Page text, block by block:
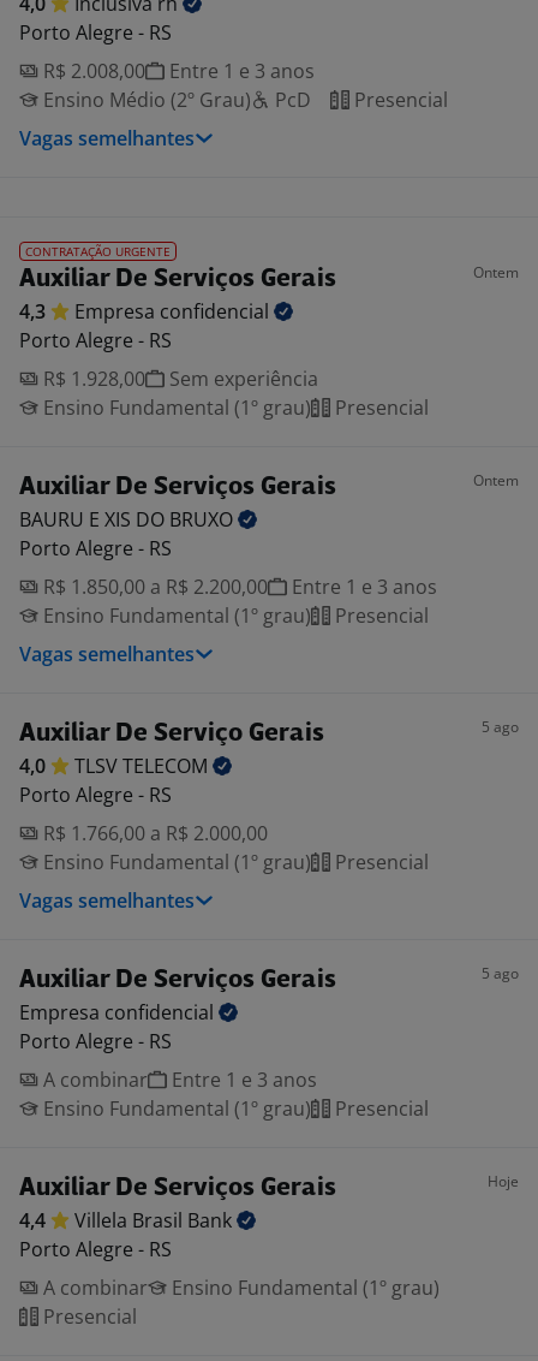
Porto Alegre - RS
R$ 2.008,00
Entre 1 e 3 anos
Ensino Médio (2º Grau)
PcD
Presencial
Vagas semelhantes
CONTRATAÇÃO URGENTE
Auxiliar De Serviços Gerais Ontem
4,3 Empresa confidencial
Porto Alegre - RS
R$ 1.928,00
Sem experiência
Ensino Fundamental (1º grau)
Presencial
Auxiliar De Serviços Gerais Ontem
BAURU E XIS DO BRUXO
Porto Alegre - RS
R$ 1.850,00 a R$ 2.200,00
Entre 1 e 3 anos
Ensino Fundamental (1º grau)
Presencial
Vagas semelhantes
Auxiliar De Serviço Gerais 5 ago
4,0 TLSVTELECOM
Porto Alegre - RS
R$ 1.766,00 a R$ 2.000,00
Ensino Fundamental (1º grau)
Presencial
Vagas semelhantes
Auxiliar De Serviços Gerais 5 ago
Empresa confidencial
Porto Alegre - RS
A combinar
Entre 1 e 3 anos
Ensino Fundamental (1º grau)
Presencial
Auxiliar De Serviços Gerais Hoje
4,4 Villela Brasil Bank
Porto Alegre - RS
A combinar
Ensino Fundamental (1º grau)
Presencial